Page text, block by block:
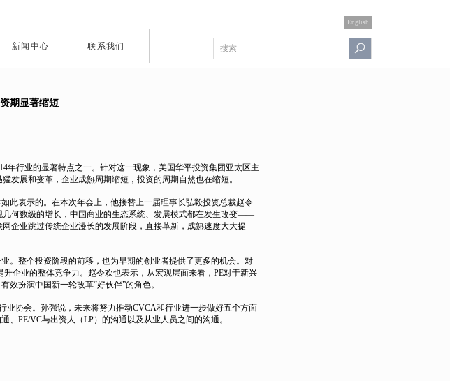
English
新闻中心 联系我们
期显著缩短
行业的显著特点之一。针对这一现象，美国华平投资集团亚太区主
发展和变革，企业成熟周期缩短，投资的周期自然也在缩短。
表示的。在本次年会上，他接替上一届理事长弘毅投资总裁赵令
何数级的增长，中国商业的生态系统、发展模式都在发生改变——
企业跳过传统企业漫长的发展阶段，直接革新，成熟速度大大提
整个投资阶段的前移，也为早期的创业者提供了更多的机会。对
企业的整体竞争力。赵令欢也表示，从宏观层面来看，PE对于新兴
效扮演中国新一轮改革“好伙伴”的角色。
协会。孙强说，未来将努力推动CVCA和行业进一步做好五个方面
、PE/VC与出资人（LP）的沟通以及从业人员之间的沟通。